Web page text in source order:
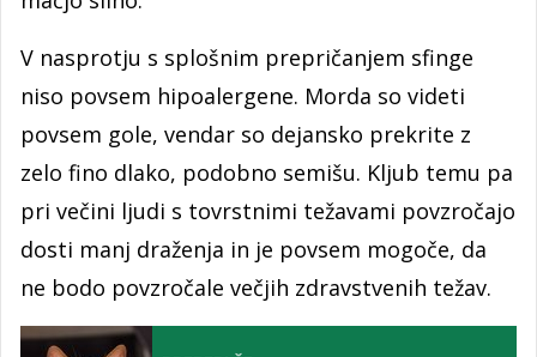
V nasprotju s splošnim prepričanjem sfinge
niso povsem hipoalergene. Morda so videti
povsem gole, vendar so dejansko prekrite z
zelo fino dlako, podobno semišu. Kljub temu pa
pri večini ljudi s tovrstnimi težavami povzročajo
dosti manj draženja in je povsem mogoče, da
ne bodo povzročale večjih zdravstvenih težav.